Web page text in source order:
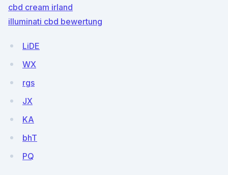
cbd cream irland
illuminati cbd bewertung
LiDE
WX
rgs
JX
KA
bhT
PQ